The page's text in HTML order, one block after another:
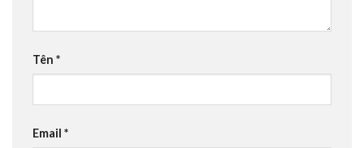
Tên *
Email *